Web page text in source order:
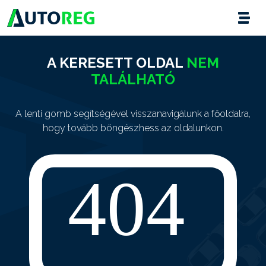
A KERESETT OLDAL NEM
TALÁLHATÓ
A lenti gomb segítségével visszanavigálunk a főoldalra,
hogy tovább böngészhess az oldalunkon.